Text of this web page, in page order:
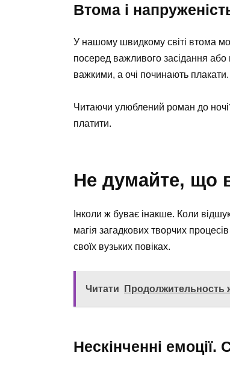
Втома і
У нашому швидкому світі втома
посеред важливого засідання або
важкими, а очі починають плакати.
Читаючи улюблений роман до
платити.
Не думайте, що
Інколи ж буває інакше. Коли
магія загадкових творчих
своїх вузьких повіках.
Читати Продолжительность
Нескінченні емоції.